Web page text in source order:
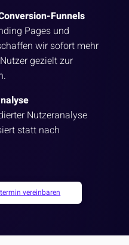
Funnels
Pages und
wir sofort mehr
gezielt zur
Nutzeranalyse
statt nach
vereinbaren